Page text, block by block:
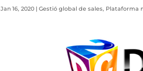
Jan 16, 2020 |Gestió global de sales, Plataforma